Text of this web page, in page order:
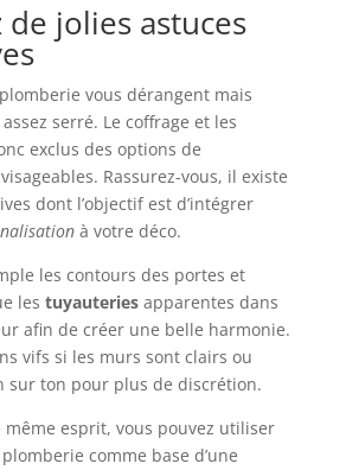
de jolies astuces
vous dérangent mais
serré. Le coffrage et les
exclus des options de
Rassurez-vous, il existe
dont l’objectif est d’intégrer
à votre déco.
les contours des portes et
les tuyauteriesapparentes dans
afin de créer une belle harmonie.
vifs si les murs sont clairs ou
sur ton pour plus de discrétion.
même esprit, vous pouvez utiliser
comme base d’une